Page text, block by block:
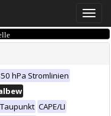
Toggle
hPa Stromlinien
CAPE/LI